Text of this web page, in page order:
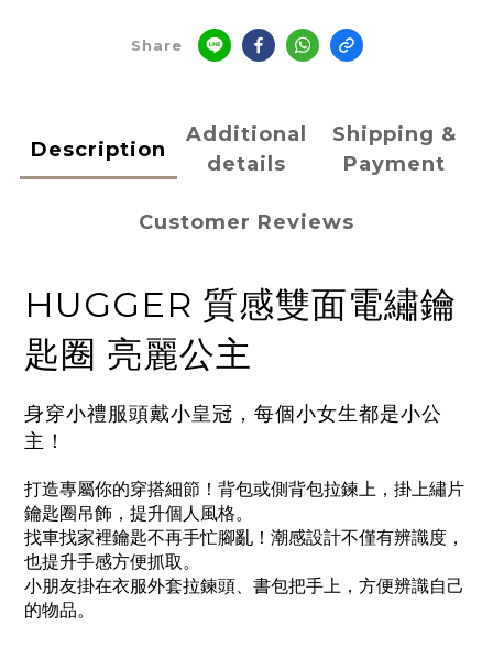
Share
Description
Additional
details
Shipping &
Payment
Customer Reviews
HUGGER 質感雙面電繡鑰
匙圈 亮麗公主
身穿小禮服頭戴小皇冠，每個小女生都是小公
主！
打造專屬你的穿搭細節！背包或側背包拉鍊上，掛上繡片
鑰匙圈吊飾，提升個人風格。
找車找家裡鑰匙不再手忙腳亂！潮感設計不僅有辨識度，
也提升手感方便抓取。
小朋友掛在衣服外套拉鍊頭、書包把手上，方便辨識自己
的物品。